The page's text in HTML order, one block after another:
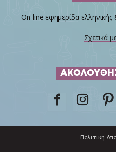
On-line εφημερίδα ελληνικής
Σχετικά
Πολιτική